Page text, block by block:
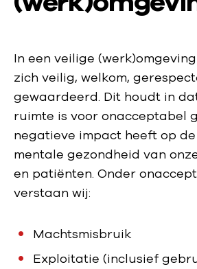
In een veilige
zich veilig, welkom,
gewaardeerd. Dit houdt in
ruimte is voor onacceptabel
negatieve impact heeft op
mentale gezondheid van
en patiënten. Onder
verstaan wij:
Machtsmisbruik
Exploitatie (inclusief